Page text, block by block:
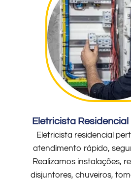
Eletricista
Eletricista residencial
atendimento rápido,
Realizamos instalações,
disjuntores, chuveiros,